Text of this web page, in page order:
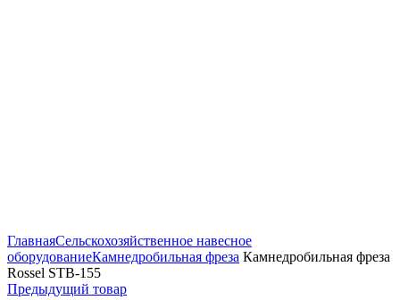
ГлавнаяСельскохозяйственное навесное
оборудованиеКамнедробильная фреза Камнедробильная фреза
Rossel STB-155
Предыдущий товар